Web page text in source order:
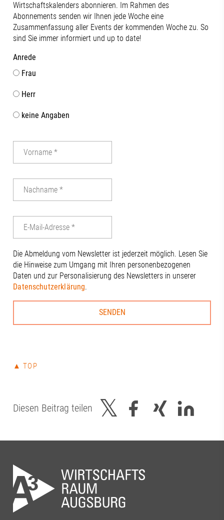
Wirtschaftskalenders abonnieren. Im Rahmen des
Abonnements senden wir Ihnen jede Woche eine
Zusammenfassung aller Events der kommenden Woche zu. So
sind Sie immer informiert und up to date!
Anrede
Frau
Herr
keine Angaben
Die Abmeldung vom Newsletter ist jederzeit möglich. Lesen Sie
die Hinweise zum Umgang mit Ihren personenbezogenen
Daten und zur Personalisierung des Newsletters in unserer
Datenschutzerklärung.
▲ TOP
Diesen Beitrag teilen